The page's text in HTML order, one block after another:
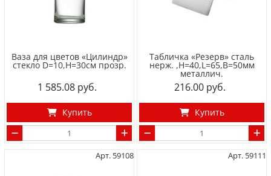
Ваза для цветов «Цилиндр»
стекло D=10,H=30см прозр.
1 585.08
Купить
Табличка «Резерв» сталь
нерж. ,H=40,L=65,B=50мм
металлич.
216.00
Купить
Арт. 59108 Арт. 59111